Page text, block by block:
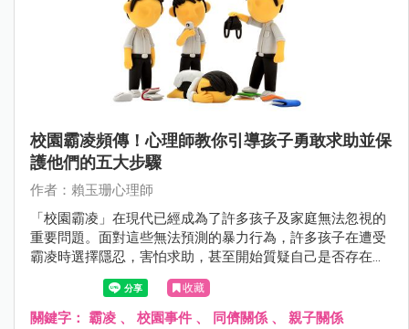
校園霸凌頻傳！心理師教你引導孩子勇敢求助並保
護他們的五大步驟
作者：賴玉珊心理師
「校園霸凌」在現代已經成為了許多孩子及家庭無法忽視的
重要問題。面對這些無法預測的暴力行為，許多孩子在遭受
霸凌時選擇隱忍，害怕求助，甚至開始質疑自己是否存在問
收藏
關鍵字： 霸凌 、 校園事件 、 同儕關係 、 親子關係